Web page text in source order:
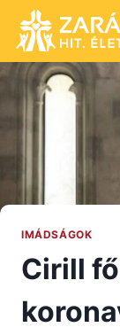
content
IMÁDSÁGOK
Cirill